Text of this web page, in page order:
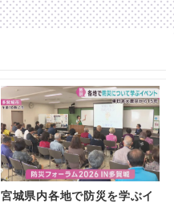
宮城県内各地で防災を学ぶイ